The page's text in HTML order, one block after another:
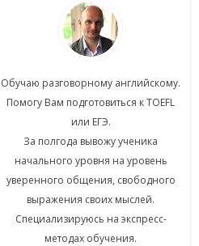
Обучаю разговорному английскому.
Помогу Вам подготовиться к TOEFL
или ЕГЭ.
За полгода вывожу ученика
начального уровня на уровень
уверенного общения, свободного
выражения своих мыслей.
Специализируюсь на экспресс-
методах обучения.